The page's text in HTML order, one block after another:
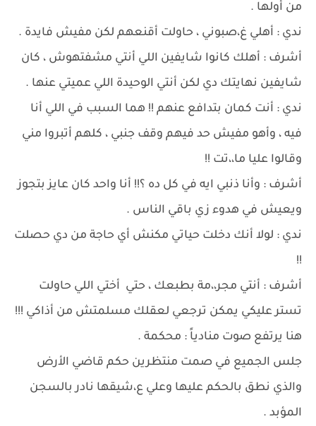
من أولها .
ندي : أهلي غ،صبوني ، حاولت أقنعهم لكن مفيش فايدة .
أشرف : أهلك كانوا شايفين اللي أنتي مشفتهوش ، كان
شايفين نهايتك دي لكن أنتي الوحيدة اللي عميتي عنها .
ندي : أنت كمان بتدافع عنهم !! هما السبب في اللي أنا
فيه ، وأهو مفيش حد فيهم وقف جنبي ، كلهم أتبروا مني
وقالوا عليا ما،،تت !!
أشرف : وأنا ذنبي ايه في كل ده ؟!! أنا واحد كان عايز بتجوز
ويعيش في هدوء زي باقي الناس .
ندي : لولا أنك دخلت حياتي مكنش أي حاجة من دي حصلت
!!
أشرف : أنتي مجر،،مة بطبعك ، حتي أختي اللي حاولت
تستر عليكي يمكن ترجعي لعقلك مسلمتش من أذاكي !!!
هنا يرتفع صوت منادياً : محكمة .
جلس الجميع في صمت منتظرين حكم قاضي الأرض
والذي نطق بالحكم عليها وعلي ع،شيقها نادر بالسجن
المؤبد .